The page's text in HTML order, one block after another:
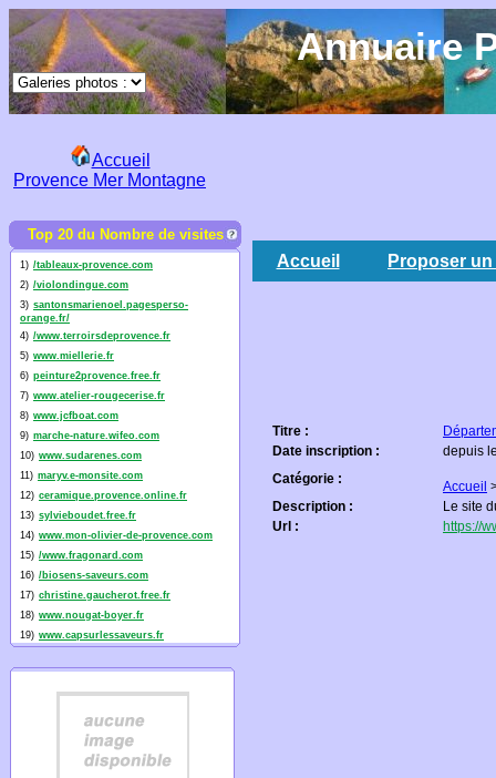
Annuaire
Accueil
Provence Mer Montagne
Top 20 du Nombre de visites
1) /tableaux-provence.com
2) /violondingue.com
3) santonsmarienoel.pagesperso-
orange.fr/
4) /www.terroirsdeprovence.fr
5) www.miellerie.fr
6) peinture2provence.free.fr
7) www.atelier-rougecerise.fr
8) www.jcfboat.com
9) marche-nature.wifeo.com
10) www.sudarenes.com
11) maryv.e-monsite.com
12) ceramique.provence.online.fr
13) sylvieboudet.free.fr
14) www.mon-olivier-de-provence.com
15) /www.fragonard.com
16) /biosens-saveurs.com
17) christine.gaucherot.free.fr
18) www.nougat-boyer.fr
19) www.capsurlessaveurs.fr
Accueil Proposer
Titre :
Date inscription :
depuis
Catégorie :
Accueil
Description :
Le site
Url :
https://